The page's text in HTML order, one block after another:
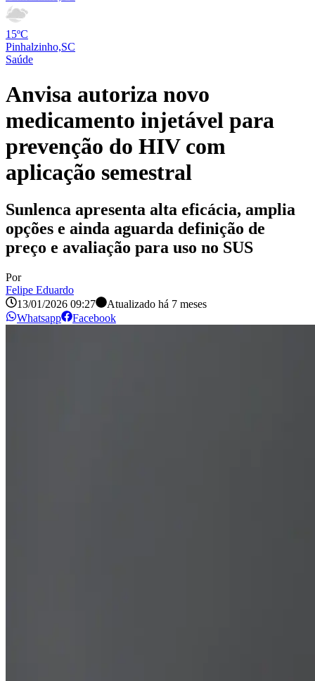
15ºC
Pinhalzinho,SC
Saúde
Anvisa autoriza novo
medicamento injetável para
prevenção do HIV com
aplicação semestral
Sunlenca apresenta alta eficácia, amplia
opções e ainda aguarda definição de
preço e avaliação para uso no SUS
Por
Felipe Eduardo
13/01/2026 09:27
Atualizado há 7 meses
Whatsapp
Facebook